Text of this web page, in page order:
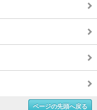
ページの先頭へ戻る